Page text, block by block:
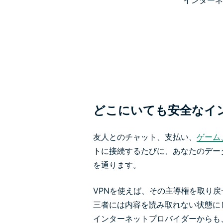
どこにいても安全なイ
友人とのチャット、支払い、 ゲーム
トに接続するたびに、あなたのデ
を通ります。
VPNを使えば、その主導権を取り
三者には内容を読み取れない状態
インターネットプロバイダーから